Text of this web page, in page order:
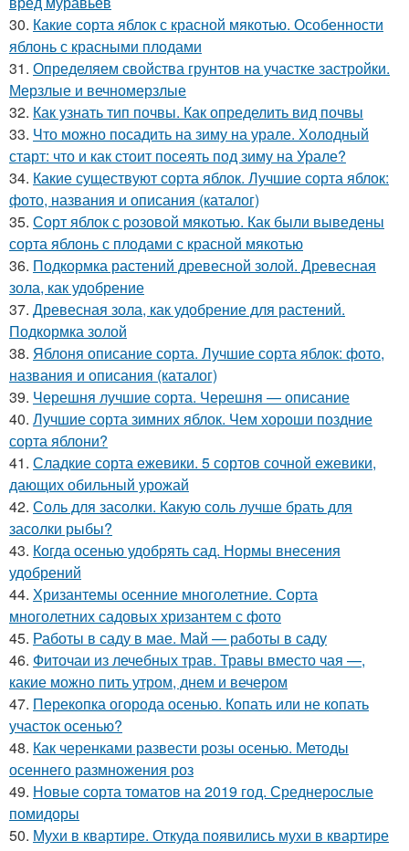
30. Какие сорта яблок с красной мякотью. Особенности
яблонь с красными плодами
31. Определяем свойства грунтов на участке застройки.
Мерзлые и вечномерзлые
32. Как узнать тип почвы. Как определить вид почвы
33. Что можно посадить на зиму на урале. Холодный
старт: что и как стоит посеять под зиму на Урале?
34. Какие существуют сорта яблок. Лучшие сорта яблок:
фото, названия и описания (каталог)
35. Сорт яблок с розовой мякотью. Как были выведены
сорта яблонь с плодами с красной мякотью
36. Подкормка растений древесной золой. Древесная
зола, как удобрение
37. Древесная зола, как удобрение для растений.
Подкормка золой
38. Яблоня описание сорта. Лучшие сорта яблок: фото,
названия и описания (каталог)
39. Черешня лучшие сорта. Черешня — описание
40. Лучшие сорта зимних яблок. Чем хороши поздние
сорта яблони?
41. Сладкие сорта ежевики. 5 сортов сочной ежевики,
дающих обильный урожай
42. Соль для засолки. Какую соль лучше брать для
засолки рыбы?
43. Когда осенью удобрять сад. Нормы внесения
удобрений
44. Хризантемы осенние многолетние. Сорта
многолетних садовых хризантем с фото
45. Работы в саду в мае. Май — работы в саду
46. Фиточаи из лечебных трав. Травы вместо чая —,
какие можно пить утром, днем и вечером
47. Перекопка огорода осенью. Копать или не копать
участок осенью?
48. Как черенками развести розы осенью. Методы
осеннего размножения роз
49. Новые сорта томатов на 2019 год. Среднерослые
помидоры
50. Мухи в квартире. Откуда появились мухи в квартире